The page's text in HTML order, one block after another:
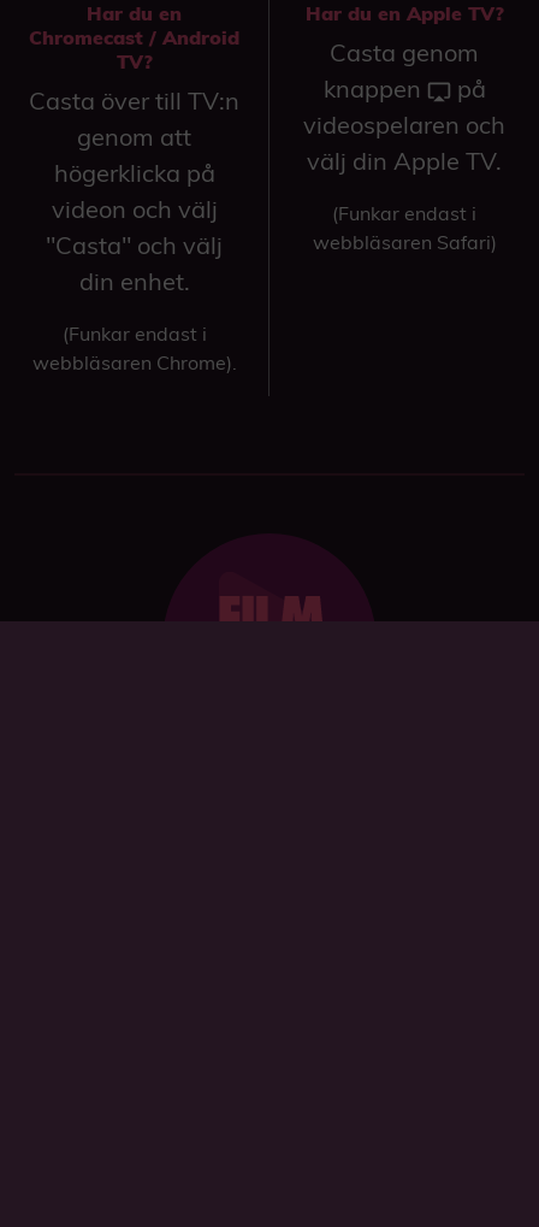
Har du en
Chromecast / Android
TV?
Casta över till TV:n
genom att
högerklicka på
videon och välj
"Casta" och välj
din enhet.
(Funkar endast i
webbläsaren Chrome).
Har du en Apple TV?
Casta genom
knappen
på
videospelaren och
välj din Apple TV.
(Funkar endast i
webbläsaren Safari)